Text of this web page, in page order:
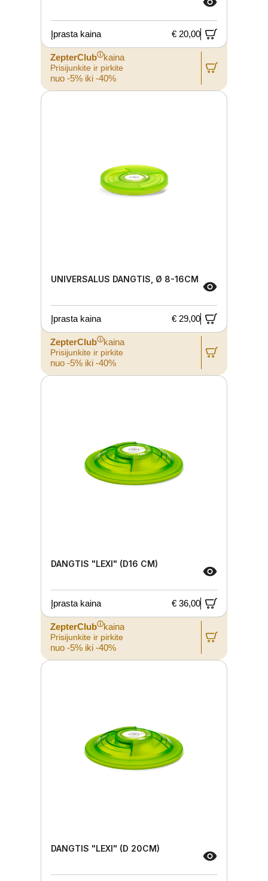
Įprasta kaina € 20,00
ZepterClubⓘkaina
Prisijunkite ir pirkite
nuo -5% iki -40%
UNIVERSALUS DANGTIS, Ø 8-16CM
Įprasta kaina € 29,00
ZepterClubⓘkaina
Prisijunkite ir pirkite
nuo -5% iki -40%
DANGTIS "LEXI" (D16 CM)
Įprasta kaina € 36,00
ZepterClubⓘkaina
Prisijunkite ir pirkite
nuo -5% iki -40%
DANGTIS "LEXI" (D 20CM)